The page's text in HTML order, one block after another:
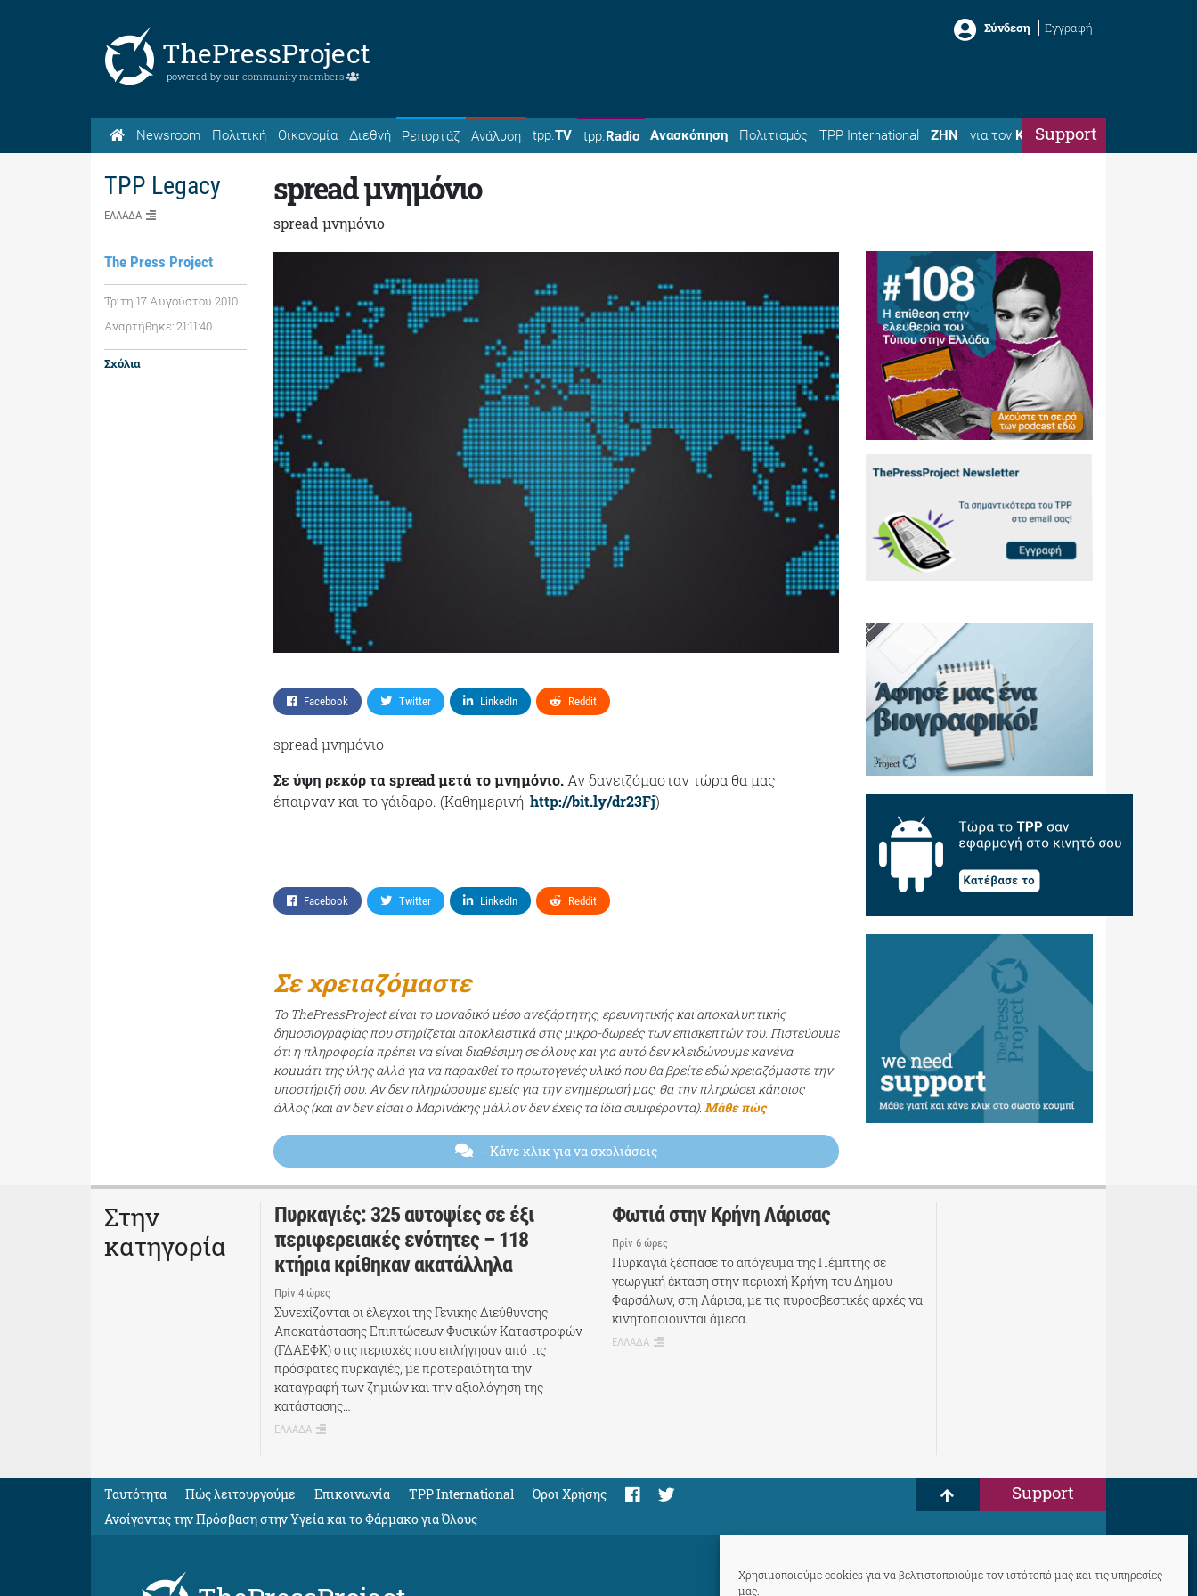
Χρησιμοποιούμε cookies για να βελτιστοποιούμε τον ιστότοπό μας και τις υπηρεσίες
μας.
ThePressProject
powered by our community members
Σύνδεση Εγγραφή
Newsroom Πολιτική Οικονομία Διεθνή Ρεπορτάζ Ανάλυση tpp.TV tpp.Radio Ανασκόπηση Πολιτισμός TPP International ΖΗΝ για τον ΚώσταSupport
TPP Legacy
ΕΛΛΑΔΑ
The Press Project
Τρίτη 17 Αυγούστου 2010
Αναρτήθηκε: 21:11:40
Σχόλια
spread μνημόνιο
spread μνημόνιο
Facebook Twitter LinkedIn Reddit
spread μνημόνιο
Σε ύψη ρεκόρ τα spread μετά το μνημόνιο. Αν δανειζόμασταν τώρα θα μας
έπαιρναν και το γάιδαρο. (Καθημερινή: http://bit.ly/dr23Fj)
Facebook Twitter LinkedIn Reddit
Σε χρειαζόμαστε
Το ThePressProject είναι το μοναδικό μέσο ανεξάρτητης, ερευνητικής και αποκαλυπτικής
δημοσιογραφίας που στηρίζεται αποκλειστικά στις μικρο-δωρεές των επισκεπτών του. Πιστεύουμε
ότι η πληροφορία πρέπει να είναι διαθέσιμη σε όλους και για αυτό δεν κλειδώνουμε κανένα
κομμάτι της ύλης αλλά για να παραχθεί το πρωτογενές υλικό που θα βρείτε εδώ χρειαζόμαστε την
υποστήριξή σου. Αν δεν πληρώσουμε εμείς για την ενημέρωσή μας, θα την πληρώσει κάποιος
άλλος (και αν δεν είσαι ο Μαρινάκης μάλλον δεν έχεις τα ίδια συμφέροντα). Μάθε πώς
- Κάνε κλικ για να σχολιάσεις
Στην
κατηγορία
Πυρκαγιές: 325 αυτοψίες σε έξι
περιφερειακές ενότητες – 118
κτήρια κρίθηκαν ακατάλληλα
Πρίν 4 ώρες
Συνεχίζονται οι έλεγχοι της Γενικής Διεύθυνσης
Αποκατάστασης Επιπτώσεων Φυσικών Καταστροφών
(ΓΔΑΕΦΚ) στις περιοχές που επλήγησαν από τις
πρόσφατες πυρκαγιές, με προτεραιότητα την
καταγραφή των ζημιών και την αξιολόγηση της
κατάστασης…
ΕΛΛΑΔΑ
Φωτιά στην Κρήνη Λάρισας
Πρίν 6 ώρες
Πυρκαγιά ξέσπασε το απόγευμα της Πέμπτης σε
γεωργική έκταση στην περιοχή Κρήνη του Δήμου
Φαρσάλων, στη Λάρισα, με τις πυροσβεστικές αρχές να
κινητοποιούνται άμεσα.
ΕΛΛΑΔΑ
Ταυτότητα Πώς λειτουργούμε Eπικοινωνία TPP International
Όροι Χρήσης
Ανοίγοντας την Πρόσβαση στην Υγεία και το Φάρμακο για Όλους
Support